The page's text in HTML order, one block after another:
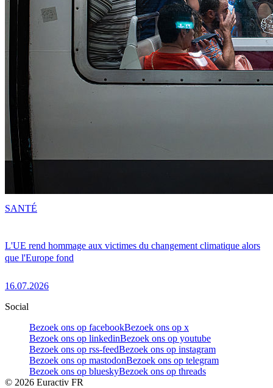
L'UE rend hommage aux victimes du changement climatique alors
que l'Europe fond
16.07.2026
SANTÉ
Social
Bezoek ons op facebookBezoek ons op x
Bezoek ons op linkedinBezoek ons op youtube
Bezoek ons op rss-feedBezoek ons op instagram
Bezoek ons op mastodonBezoek ons op telegram
Bezoek ons op blueskyBezoek ons op threads
© 2026 Euractiv FR